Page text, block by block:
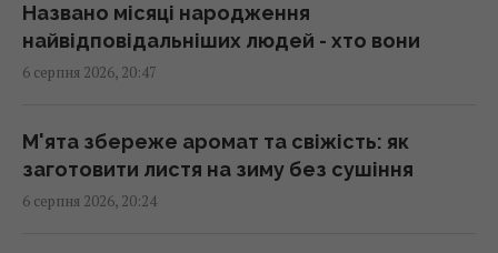
У Польщі заговорили про можливість
перехоплення російських ракет над
Україною, - PAP
Люди, які народилися в ці місяці,
найвідповідальніші
Названо місяці народження
найвідповідальніших людей - хто вони
6 серпня 2026, 20:47
М'ята збереже аромат та свіжість: як
заготовити листя на зиму без сушіння
6 серпня 2026, 20:24